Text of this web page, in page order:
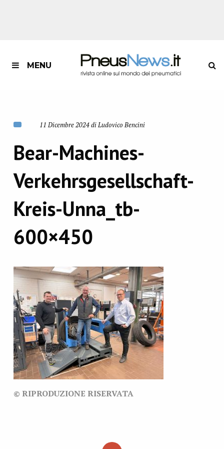
MENU
11 Dicembre 2024 di Ludovico Bencini
Bear-Machines-
Verkehrsgesellschaft-
Kreis-Unna_tb-
600×450
© RIPRODUZIONE RISERVATA